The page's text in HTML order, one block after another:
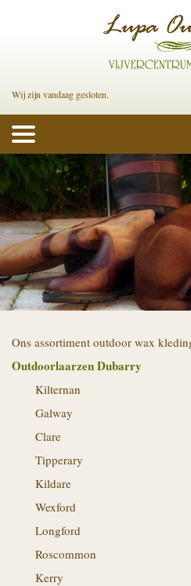
Wij zijn vandaag gesloten.
Ons assortiment outdoor wax
Outdoorlaarzen Dubarry
Kilternan
Galway
Clare
Tipperary
Kildare
Wexford
Longford
Roscommon
Kerry